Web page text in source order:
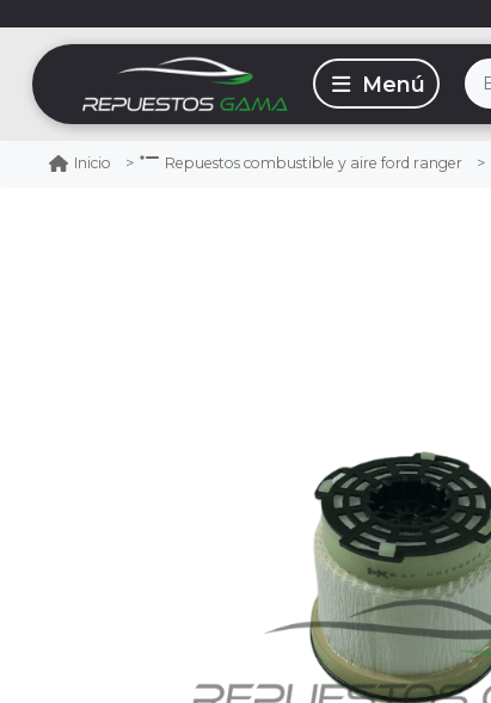
Inicio Repuestos combustible y aire ford ranger